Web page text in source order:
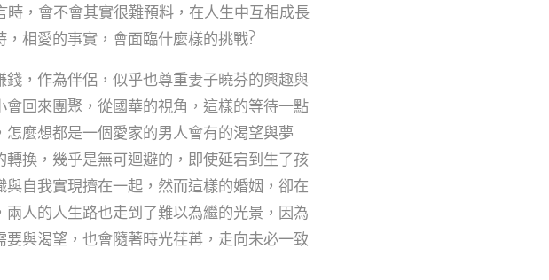
時，會不會其實很難預料，在人生中互相成長
相愛的事實，會面臨什麼樣的挑戰?
，作為伴侶，似乎也尊重妻子曉芬的興趣與
回來團聚，從國華的視角，這樣的等待一點
麼想都是一個愛家的男人會有的渴望與夢
換，幾乎是無可迴避的，即使延宕到生了孩
自我實現擠在一起，然而這樣的婚姻，卻在
人的人生路也走到了難以為繼的光景，因為
與渴望，也會隨著時光荏苒，走向未必一致